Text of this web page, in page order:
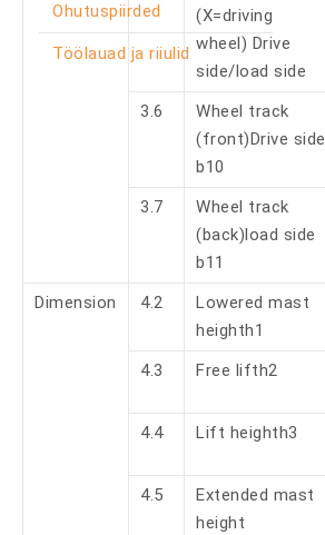
Ohutuspiirded
Töölauad ja riiulid
(X=driving
wheel) Drive
side/load side
3.6
Wheel track
(front)Drive side
b10
3.7
Wheel track
(back)load side
b11
Dimension 4.2
Lowered mast
heighth1
4.3 Free lifth2
4.4 Lift heighth3
4.5
Extended mast
height